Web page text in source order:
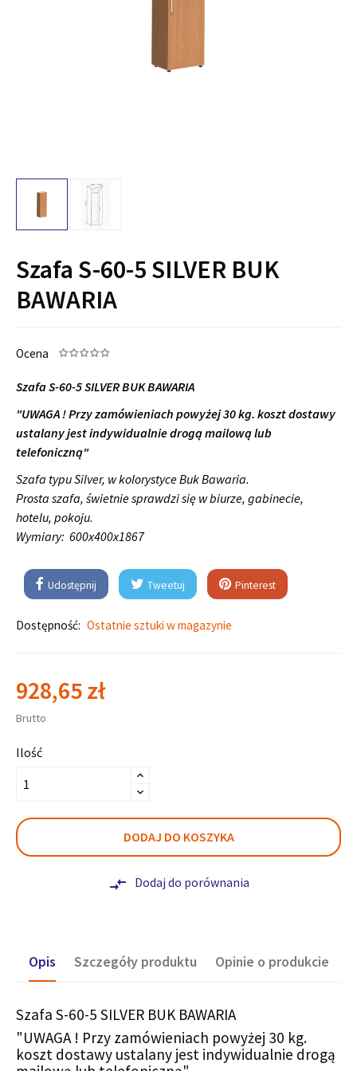
Szafa S-60-5 SILVER BUK
BAWARIA
Ocena
Szafa S-60-5 SILVER BUK BAWARIA
"UWAGA ! Przy zamówieniach powyżej 30 kg. koszt dostawy
ustalany jest indywidualnie drogą mailową lub
telefoniczną"
Szafa typu Silver, w kolorystyce Buk Bawaria.
Prosta szafa, świetnie sprawdzi się w biurze, gabinecie,
hotelu, pokoju.
Wymiary: 600x400x1867
Udostępnij Tweetuj Pinterest
Dostępność: Ostatnie sztuki w magazynie
928,65 zł
Brutto
Ilość
DODAJ DO KOSZYKA
compare_arrows Dodaj do porównania
Opis Szczegóły produktu Opinie o produkcie
Szafa S-60-5 SILVER BUK BAWARIA
"UWAGA ! Przy zamówieniach powyżej 30 kg.
koszt dostawy ustalany jest indywidualnie drogą